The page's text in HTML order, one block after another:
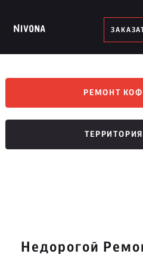
РЕМОНТ
Недорогой